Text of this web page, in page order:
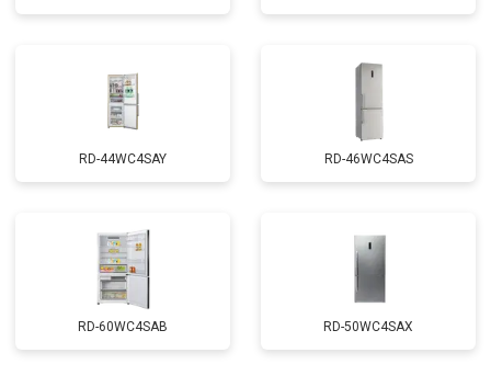
RD-44WC4SAY RD-46WC4SAS
RD-60WC4SAB RD-50WC4SAX